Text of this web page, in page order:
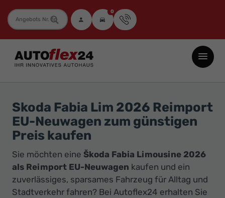
Fahrzeugnummer 0
Autoflex24
GmbH
Neuwagen
Jahreswagen
und
Gebrauchtwagen
zu
Top-
Skoda Fabia Lim 2026 Reimport
EU-Neuwagen zum günstigen
Preis kaufen
Sie möchten eine Škoda Fabia Limousine 2026
als Reimport EU-Neuwagen kaufen und ein
zuverlässiges, sparsames Fahrzeug für Alltag und
Stadtverkehr fahren? Bei Autoflex24 erhalten Sie